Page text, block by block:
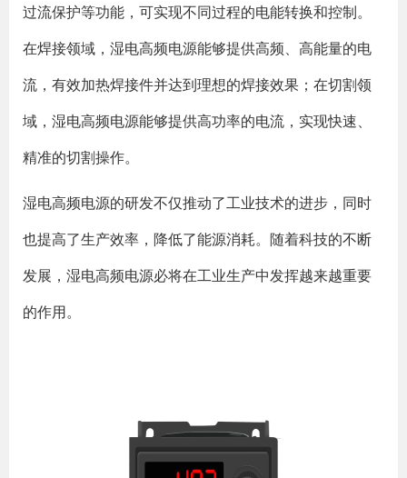
过流保护等功能，可实现不同过程的电能转换和控制。
在焊接领域，湿电高频电源能够提供高频、高能量的电
流，有效加热焊接件并达到理想的焊接效果；在切割领
域，湿电高频电源能够提供高功率的电流，实现快速、
精准的切割操作。
湿电高频电源的研发不仅推动了工业技术的进步，同时
也提高了生产效率，降低了能源消耗。随着科技的不断
发展，湿电高频电源必将在工业生产中发挥越来越重要
的作用。